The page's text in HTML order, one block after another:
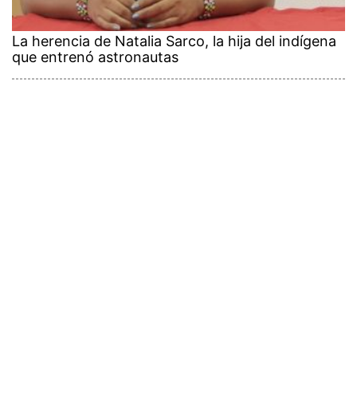
La herencia de Natalia Sarco, la hija del indígena
que entrenó astronautas